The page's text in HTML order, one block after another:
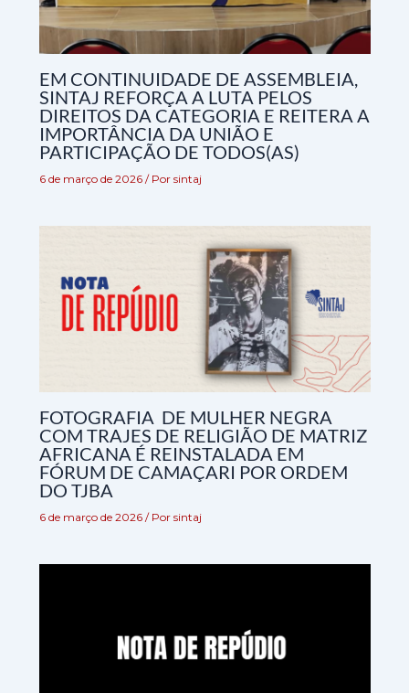
EM CONTINUIDADE DE ASSEMBLEIA,
SINTAJ REFORÇA A LUTA PELOS
DIREITOS DA CATEGORIA E REITERA A
IMPORTÂNCIA DA UNIÃO E
PARTICIPAÇÃO DE TODOS(AS)
6 de março de 2026 / Por sintaj
FOTOGRAFIA DE MULHER NEGRA
COM TRAJES DE RELIGIÃO DE MATRIZ
AFRICANA É REINSTALADA EM
FÓRUM DE CAMAÇARI POR ORDEM
DO TJBA
6 de março de 2026 / Por sintaj